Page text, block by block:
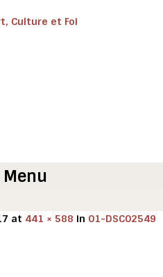
Menu
at 441 × 588 in 01-DSC02549